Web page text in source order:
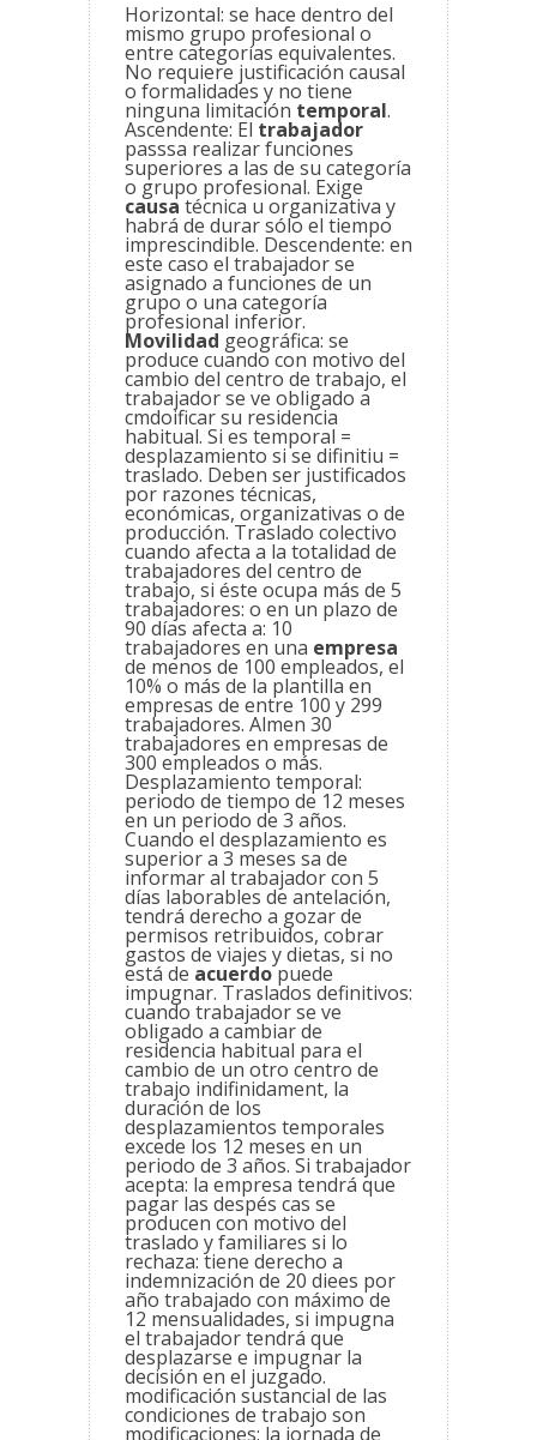
Horizontal: se hace dentro del
mismo grupo profesional o
entre categorías equivalentes.
No requiere justificación causal
o formalidades y no tiene
ninguna limitación temporal.
Ascendente: El trabajador
passsa realizar funciones
superiores a las de su categoría
o grupo profesional. Exige
causa técnica u organizativa y
habrá de durar sólo el tiempo
imprescindible. Descendente: en
este caso el trabajador se
asignado a funciones de un
grupo o una categoría
profesional inferior.
Movilidad geográfica: se
produce cuando con motivo del
cambio del centro de trabajo, el
trabajador se ve obligado a
cmdoificar su residencia
habitual. Si es temporal =
desplazamiento si se difinitiu =
traslado. Deben ser justificados
por razones técnicas,
económicas, organizativas o de
producción. Traslado colectivo
cuando afecta a la totalidad de
trabajadores del centro de
trabajo, si éste ocupa más de 5
trabajadores: o en un plazo de
90 días afecta a: 10
trabajadores en una empresa
de menos de 100 empleados, el
10% o más de la plantilla en
empresas de entre 100 y 299
trabajadores. Almen 30
trabajadores en empresas de
300 empleados o más.
Desplazamiento temporal:
periodo de tiempo de 12 meses
en un periodo de 3 años.
Cuando el desplazamiento es
superior a 3 meses sa de
informar al trabajador con 5
días laborables de antelación,
tendrá derecho a gozar de
permisos retribuidos, cobrar
gastos de viajes y dietas, si no
está de acuerdopuede
impugnar. Traslados definitivos:
cuando trabajador se ve
obligado a cambiar de
residencia habitual para el
cambio de un otro centro de
trabajo indifinidament, la
duración de los
desplazamientos temporales
excede los 12 meses en un
periodo de 3 años. Si trabajador
acepta: la empresa tendrá que
pagar las despés cas se
producen con motivo del
traslado y familiares si lo
rechaza: tiene derecho a
indemnización de 20 diees por
año trabajado con máximo de
12 mensualidades, si impugna
el trabajador tendrá que
desplazarse e impugnar la
decisión en el juzgado.
modificación sustancial de las
condiciones de trabajo son
modificaciones: la jornada de